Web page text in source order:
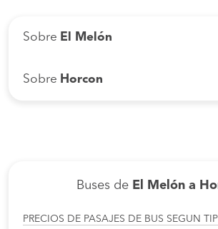
Sobre El Melón
Sobre Horcon
Buses de El Melón a
PRECIOS DE PASAJES DE BUS SEGUN